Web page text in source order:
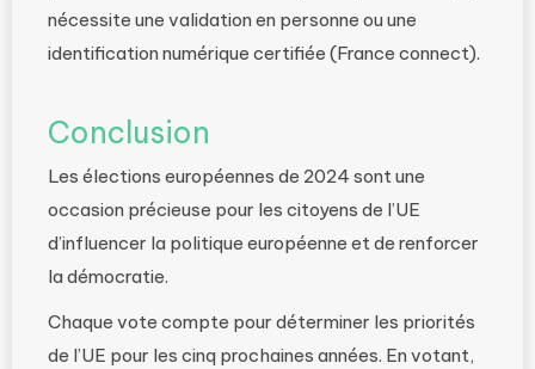
nécessite une validation en personne ou une
identification numérique certifiée (France connect).
Conclusion
Les élections européennes de 2024 sont une
occasion précieuse pour les citoyens de l’UE
d’influencer la politique européenne et de renforcer
la démocratie.
Chaque vote compte pour déterminer les priorités
de l’UE pour les cinq prochaines années. En votant,